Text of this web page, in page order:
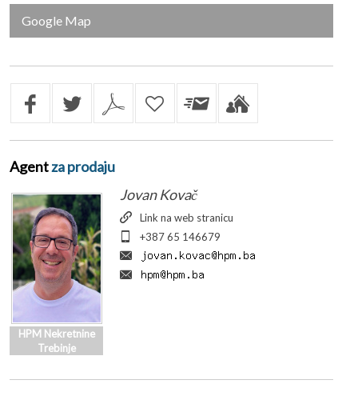
Google Map
Agentza prodaju
HPM Nekretnine
Trebinje
Jovan Kovač
Link na web stranicu
+387 65 146679